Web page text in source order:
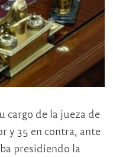
cargo de la jueza de
y 35 en contra, ante
presidiendo la